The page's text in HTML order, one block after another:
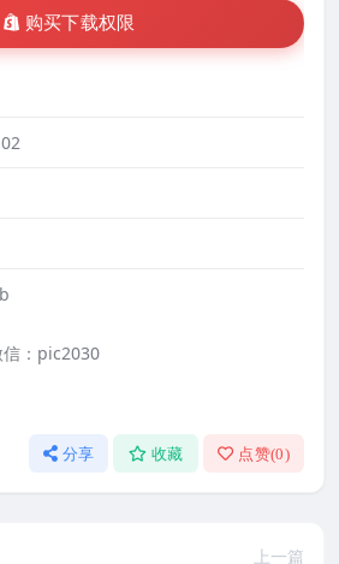
购买下载权限
信：pic2030
分享 收藏 点赞(0)
上一篇